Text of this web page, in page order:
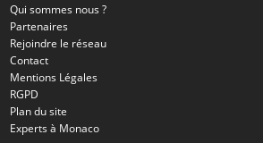
Qui sommes nous ?
Partenaires
Rejoindre le réseau
Contact
Mentions Légales
RGPD
Plan du site
Experts à Monaco